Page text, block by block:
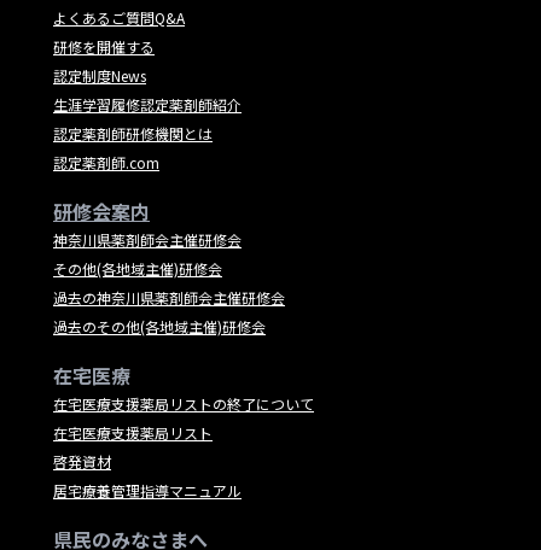
よくあるご質問Q&A
研修を開催する
認定制度News
生涯学習履修認定薬剤師紹介
認定薬剤師研修機関とは
認定薬剤師.com
研修会案内
神奈川県薬剤師会主催研修会
その他(各地域主催)研修会
過去の神奈川県薬剤師会主催研修会
過去のその他(各地域主催)研修会
在宅医療
在宅医療支援薬局リストの終了について
在宅医療支援薬局リスト
啓発資材
居宅療養管理指導マニュアル
県民のみなさまへ